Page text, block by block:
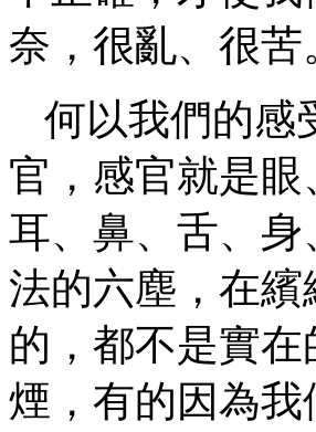
奈，很亂、很苦
何以我們的感
官，感官就是
耳、鼻、舌、
法的六塵，在
的，都不是實
煙，有的因為